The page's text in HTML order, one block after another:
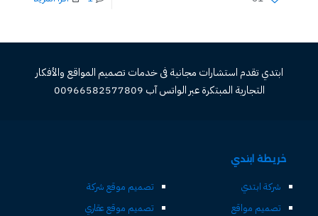
ابتدي تقدم استشارات مجانية فى خدمات تصميم المواقع والأفكار
التجارية المبتكرة عبر الواتس آب 00966582577809
خريطة ابتدي
شركة ابتدي
تصميم مواقع
تصميم موقع شركة
تصميم موقع عقاري